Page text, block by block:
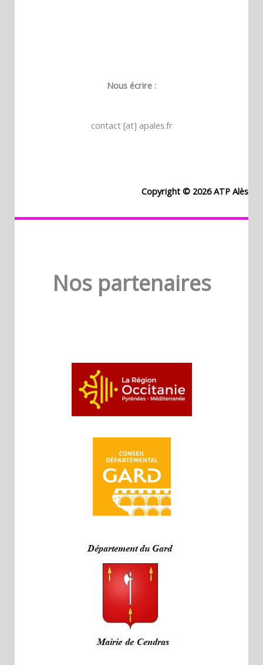
Nous écrire :
contact [at] apales.fr
Copyright © 2026 ATP Alès
Nos partenaires